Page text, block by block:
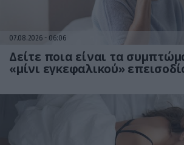
07.08.2026 06:06
Δείτε ποια είναι τα
«μίνι εγκεφαλικού»